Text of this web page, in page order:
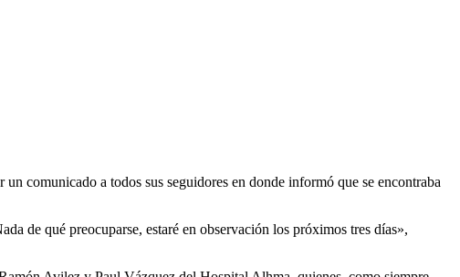
comunicado a todos sus seguidores en donde informó que se encontraba
de qué preocuparse, estaré en observación los próximos tres días»,